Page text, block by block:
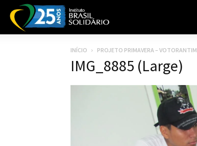
INÍCIO PROJETO PRIMAVERA – VOTORANTIM
IMG_8885 (Large)